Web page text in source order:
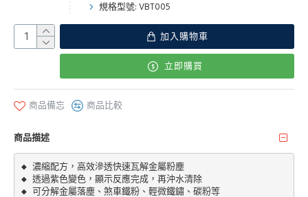
規格型號: VBT005
加入購物車
立即購買
商品備忘 商品比較
商品描述
◆ 濃縮配方，高效滲透快速瓦解金屬粉塵
◆ 透過紫色變色，顯示反應完成，再沖水清除
◆ 可分解金屬落塵、煞車鐵粉、輕微鐵鏽、碳粉等